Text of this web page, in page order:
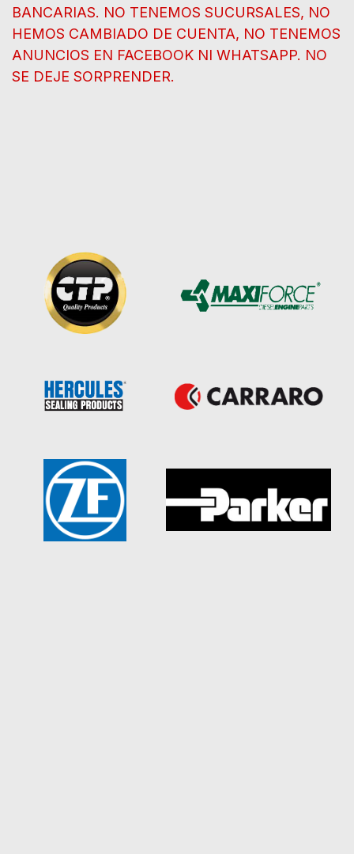
BANCARIAS. NO TENEMOS SUCURSALES, NO
HEMOS CAMBIADO DE CUENTA, NO TENEMOS
ANUNCIOS EN FACEBOOK NI WHATSAPP. NO
SE DEJE SORPRENDER.